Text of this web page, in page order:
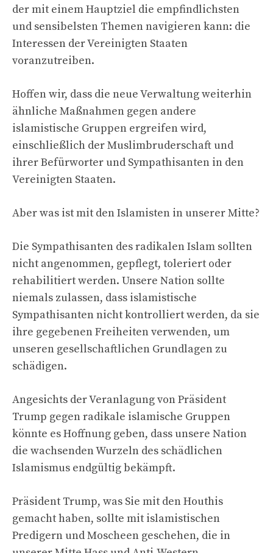
der mit einem Hauptziel die empfindlichsten
und sensibelsten Themen navigieren kann: die
Interessen der Vereinigten Staaten
voranzutreiben.
Hoffen wir, dass die neue Verwaltung weiterhin
ähnliche Maßnahmen gegen andere
islamistische Gruppen ergreifen wird,
einschließlich der Muslimbruderschaft und
ihrer Befürworter und Sympathisanten in den
Vereinigten Staaten.
Aber was ist mit den Islamisten in unserer Mitte?
Die Sympathisanten des radikalen Islam sollten
nicht angenommen, gepflegt, toleriert oder
rehabilitiert werden. Unsere Nation sollte
niemals zulassen, dass islamistische
Sympathisanten nicht kontrolliert werden, da sie
ihre gegebenen Freiheiten verwenden, um
unseren gesellschaftlichen Grundlagen zu
schädigen.
Angesichts der Veranlagung von Präsident
Trump gegen radikale islamische Gruppen
könnte es Hoffnung geben, dass unsere Nation
die wachsenden Wurzeln des schädlichen
Islamismus endgültig bekämpft.
Präsident Trump, was Sie mit den Houthis
gemacht haben, sollte mit islamistischen
Predigern und Moscheen geschehen, die in